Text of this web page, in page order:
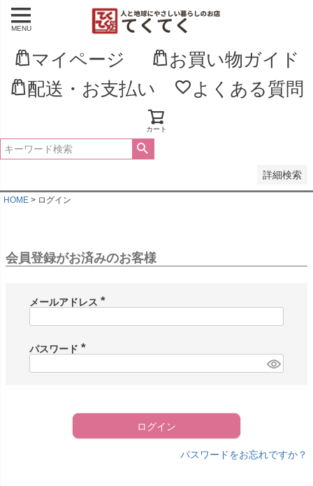
MENU
マイページ
お買い物ガイド
配送・お支払い
よくある質問
カート
詳細検索
新着順
登録順
価格が高い順
優先度順
HOME ログイン
会員登録がお済みのお客様
メールアドレス
パスワード
ログイン
パスワードをお忘れですか？